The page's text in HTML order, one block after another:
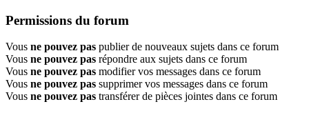
Permissions du forum
Vous ne pouvez pas publier de nouveaux sujets dans ce forum
Vous ne pouvez pas répondre aux sujets dans ce forum
Vous ne pouvez pas modifier vos messages dans ce forum
Vous ne pouvez pas supprimer vos messages dans ce forum
Vous ne pouvez pas transférer de pièces jointes dans ce forum